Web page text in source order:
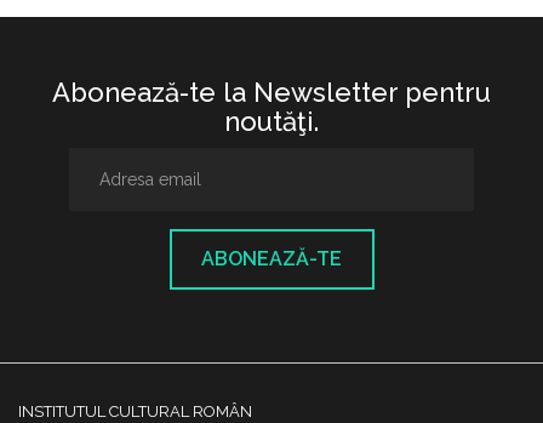
Abonează-te la Newsletter pentru
noutăţi.
ABONEAZĂ-TE
INSTITUTUL CULTURAL ROMÂN